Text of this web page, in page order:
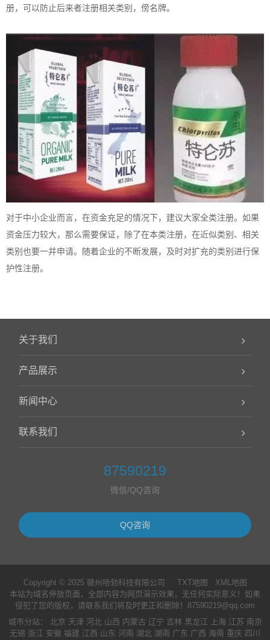
册，可以防止后来者注册相关类别，傍名牌。
对于中小企业而言，在资金充足的情况下，建议大家全类注册。如果
资金压力较大，那么需要保证，除了在本类注册，在近似类别、相关
类别也要一并申请。随着企业的不断发展，及时对扩充的类别进行保
护性注册。
关于我们
产品展示
新闻中心
联系我们
87590219
微信/QQ咨询
QQ咨询
Copyright © 2025 赣州哈勃科技有限公司 TXT地图
XML地图
本站为域名停放页面，全部内容为网页演示效果，无任何实际意义！如果
侵犯了您的版权，请联系我们将及时更正和删除！87590219@qq.com
城市分站： 北京 天津 河北 山西 内蒙古 辽宁 吉林 黑龙江 上海 江苏 南京
无锡 浙江 安徽 福建 江西 山东 河南 湖北 湖南 广东 广西 海南 重庆 四川